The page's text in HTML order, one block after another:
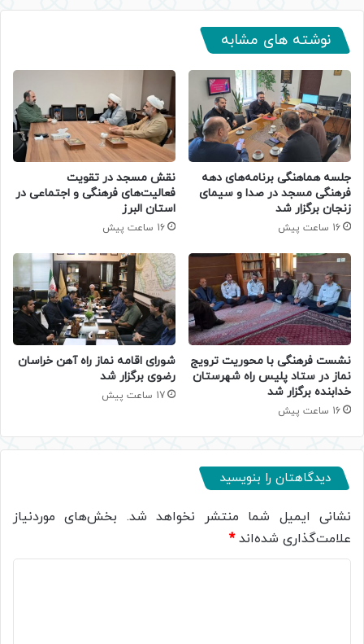
نوشته های مشابه
جلسه هماهنگی برنامه‌های دهه
فرهنگی مسجد در صدا و سیمای
زنجان برگزار شد
16 ساعت پیش
نقش مسجد در تقویت
فعالیت‌های فرهنگی و اجتماعی در
استان البرز
16 ساعت پیش
نشست فرهنگی با محوریت ترویج
نماز در ستاد پلیس راه شهرستان
خدابنده برگزار شد
16 ساعت پیش
شورای اقامه نماز راه آهن خراسان
رضوی برگزار شد
17 ساعت پیش
دیدگاهتان را بنویسید
نشانی ایمیل شما منتشر نخواهد شد. بخش‌های موردنیاز
علامت‌گذاری شده‌اند*